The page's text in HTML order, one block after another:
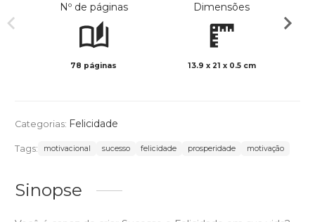
Nº de páginas
78 páginas
Dimensões
13.9 x 21 x 0.5 cm
Categorias: Felicidade
Tags: motivacional sucesso felicidade prosperidade motivação
Sinopse